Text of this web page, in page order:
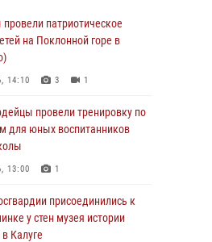
патриотическое
на Поклонной горе в
14:10 3 1
провели тренировку по
для юных воспитанников
13:00 1
присоединились к
у стен музея истории
Калуге